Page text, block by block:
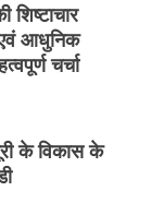
एवं आधुनिक
चर्चा
के विकास के